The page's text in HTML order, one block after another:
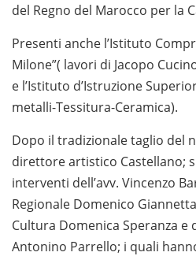
del Regno del Marocco per la
Presenti anche l’Istituto
Milone”( lavori di Jacopo
e l’Istituto d’Istruzione
metalli-Tessitura-Ceramica).
Dopo il tradizionale taglio del
direttore artistico Castellano;
interventi dell’avv. Vincenzo
Regionale Domenico
Cultura Domenica Speranza e
Antonino Parrello; i quali